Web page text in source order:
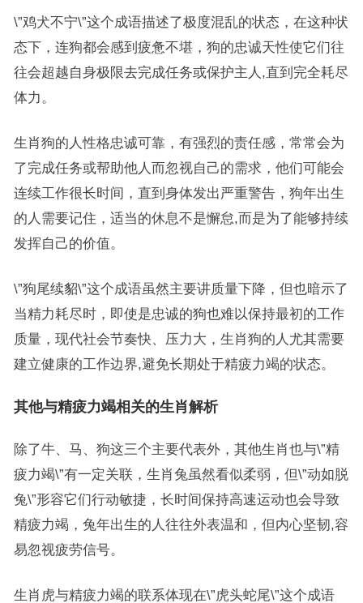
\”鸡犬不宁\”这个成语描述了极度混乱的状态，在这种状
态下，连狗都会感到疲惫不堪，狗的忠诚天性使它们往
往会超越自身极限去完成任务或保护主人,直到完全耗尽
体力。
生肖狗的人性格忠诚可靠，有强烈的责任感，常常会为
了完成任务或帮助他人而忽视自己的需求，他们可能会
连续工作很长时间，直到身体发出严重警告，狗年出生
的人需要记住，适当的休息不是懈怠,而是为了能够持续
发挥自己的价值。
\”狗尾续貂\”这个成语虽然主要讲质量下降，但也暗示了
当精力耗尽时，即使是忠诚的狗也难以保持最初的工作
质量，现代社会节奏快、压力大，生肖狗的人尤其需要
建立健康的工作边界,避免长期处于精疲力竭的状态。
其他与精疲力竭相关的生肖解析
除了牛、马、狗这三个主要代表外，其他生肖也与\”精
疲力竭\”有一定关联，生肖兔虽然看似柔弱，但\”动如脱
兔\”形容它们行动敏捷，长时间保持高速运动也会导致
精疲力竭，兔年出生的人往往外表温和，但内心坚韧,容
易忽视疲劳信号。
生肖虎与精疲力竭的联系体现在\”虎头蛇尾\”这个成语